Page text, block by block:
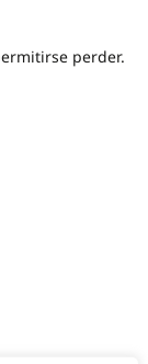
perder.